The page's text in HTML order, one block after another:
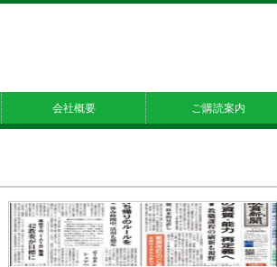
会社概要 ご購読案内